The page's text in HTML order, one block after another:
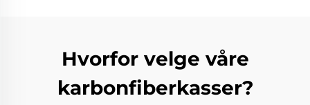
Hvorfor velge våre
karbonfiberkasser?